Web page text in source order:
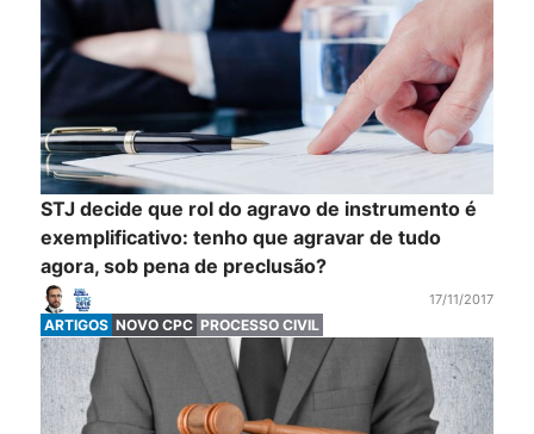
STJ decide que rol do agravo de instrumento é
exemplificativo: tenho que agravar de tudo
agora, sob pena de preclusão?
17/11/2017
ARTIGOS NOVO CPC PROCESSO CIVIL